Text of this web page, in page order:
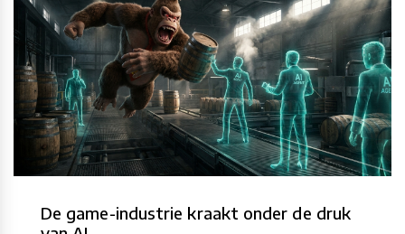
De game-industrie kraakt onder de druk